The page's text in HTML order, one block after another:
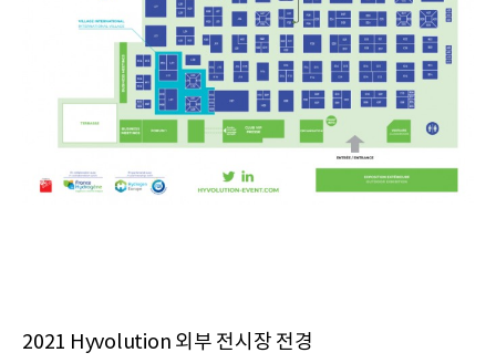
2021 Hyvolution 외부 전시장 전경